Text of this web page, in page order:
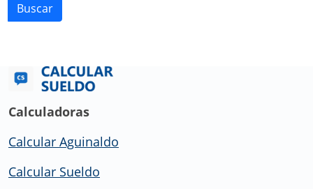
Buscar
Calculadoras
Calcular Aguinaldo
Calcular Sueldo